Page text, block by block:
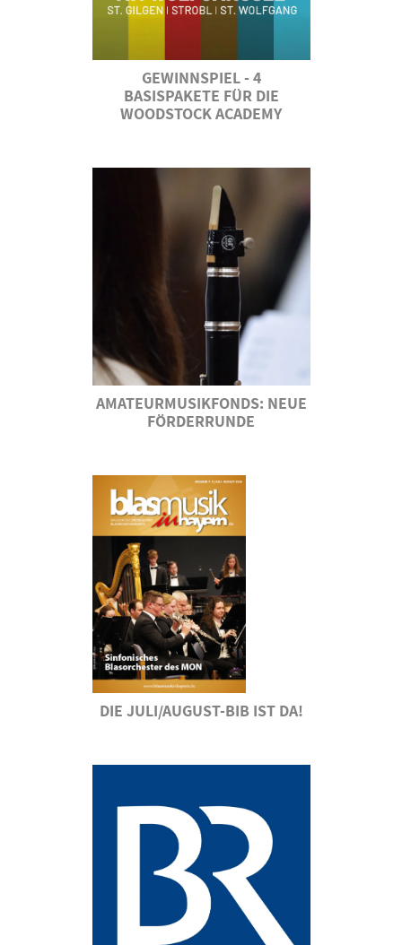
GEWINNSPIEL - 4
BASISPAKETE FÜR DIE
WOODSTOCK ACADEMY
AMATEURMUSIKFONDS: NEUE
FÖRDERRUNDE
DIE JULI/AUGUST-BIB IST DA!